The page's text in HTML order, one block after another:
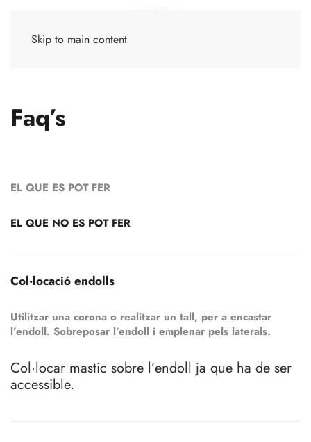
Skip to main content
Faq’s
EL QUE ES POT FER
EL QUE NO ES POT FER
Col·locació endolls
Utilitzar una corona o realitzar un tall, per a encastar
l’endoll. Sobreposar l’endoll i emplenar pels laterals.
Col·locar mastic sobre l’endoll ja que ha de ser
accessible.